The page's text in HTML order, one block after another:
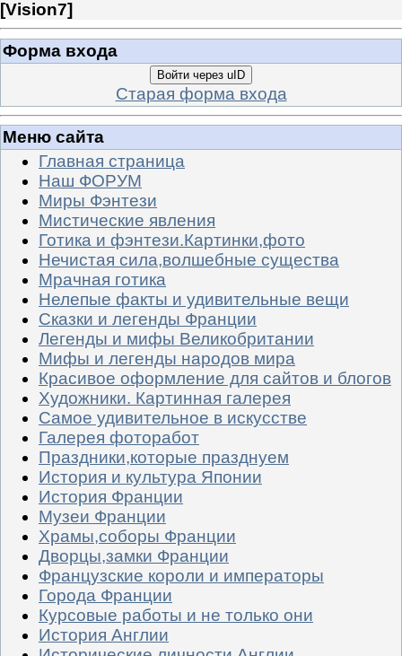
[Vision7]
Форма входа
Войти через uID
Старая форма входа
Меню сайта
Главная страница
Наш ФОРУМ
Миры Фэнтези
Мистические явления
Готика и фэнтези.Картинки,фото
Нечистая сила,волшебные существа
Мрачная готика
Нелепые факты и удивительные вещи
Сказки и легенды Франции
Легенды и мифы Великобритании
Мифы и легенды народов мира
Красивое оформление для сайтов и блогов
Художники. Картинная галерея
Самое удивительное в искусстве
Галерея фоторабот
Праздники,которые празднуем
История и культура Японии
История Франции
Музеи Франции
Храмы,соборы Франции
Дворцы,замки Франции
Французские короли и императоры
Города Франции
Курсовые работы и не только они
История Англии